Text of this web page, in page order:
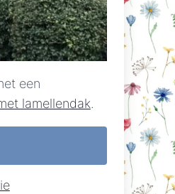
een
lamellendak.